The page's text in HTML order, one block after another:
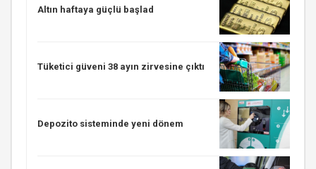
Altın haftaya güçlü başlad
Tüketici güveni 38 ayın zirvesine çıktı
Depozito sisteminde yeni dönem